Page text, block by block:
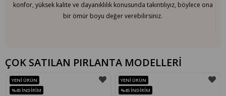
konfor, yüksek kalite ve dayanıklılık konusunda takıntılıyız, böylece ona
bir ömür boyu değer verebilirsiniz.
ÇOK SATILAN PIRLANTA MODELLERİ
YENI ÜRÜN
%45 İNDIRIM
YENI ÜRÜN
%45 İNDIRIM